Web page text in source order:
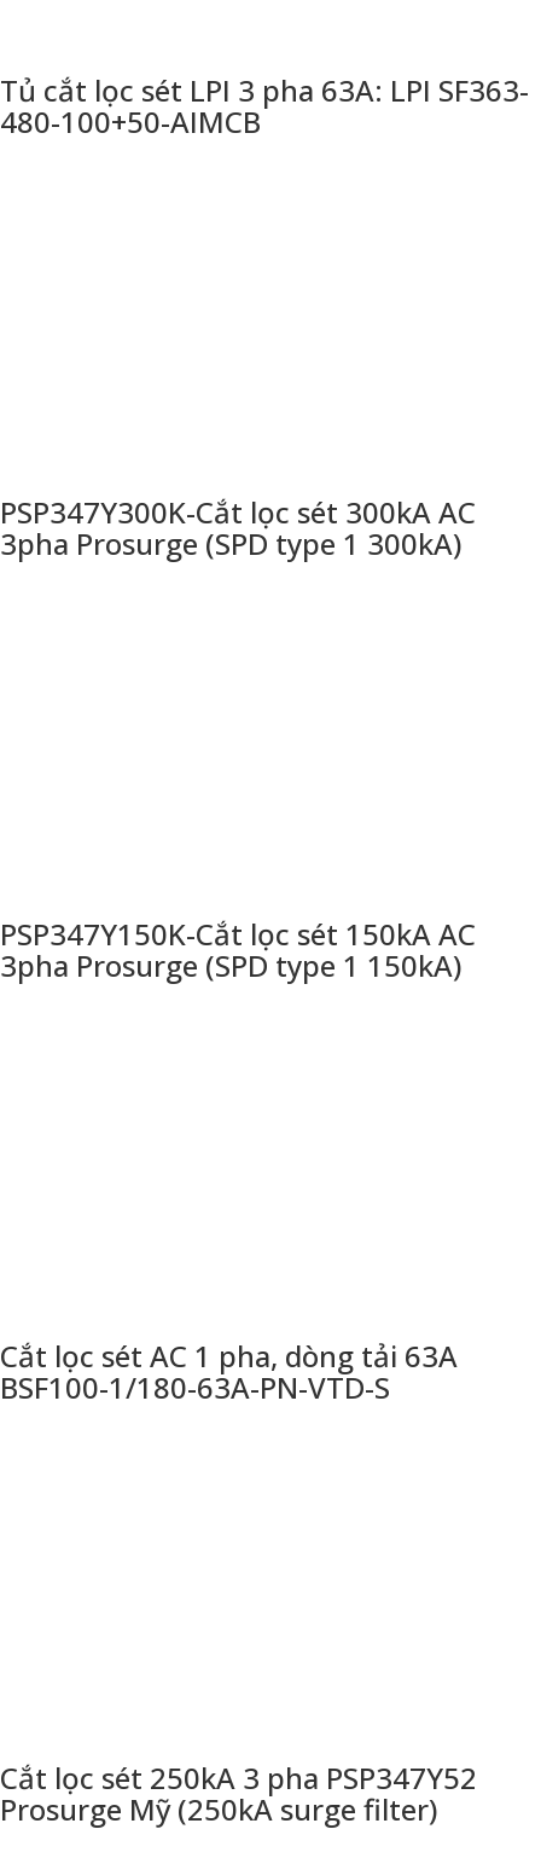
Tủ cắt lọc sét LPI 3 pha 63A: LPI SF363-
480-100+50-AIMCB
PSP347Y300K-Cắt lọc sét 300kA AC
3pha Prosurge (SPD type 1 300kA)
PSP347Y150K-Cắt lọc sét 150kA AC
3pha Prosurge (SPD type 1 150kA)
Cắt lọc sét AC 1 pha, dòng tải 63A
BSF100-1/180-63A-PN-VTD-S
Cắt lọc sét 250kA 3 pha PSP347Y52
Prosurge Mỹ (250kA surge filter)